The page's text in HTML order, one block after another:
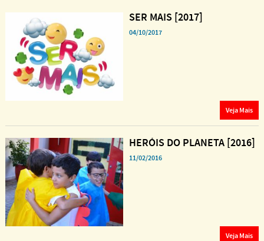
SER MAIS [2017]
04/10/2017
Veja Mais
HERÓIS DO PLANETA [2016]
11/02/2016
Veja Mais